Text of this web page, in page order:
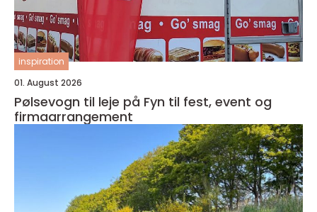
inspiration
01. August 2026
Pølsevogn til leje på Fyn til fest, event og
firmaarrangement